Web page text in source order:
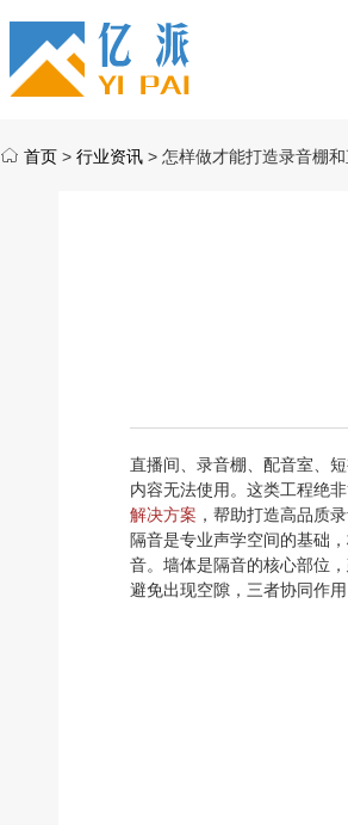
首页 > 行业资讯 > 怎样做才能打造录音棚
直播间、录音棚、配音室、
内容无法使用。这类工程绝
解决方案 ，帮助打造高品质
隔音是专业声学空间的基础
音。墙体是隔音的核心部位
避免出现空隙，三者协同作